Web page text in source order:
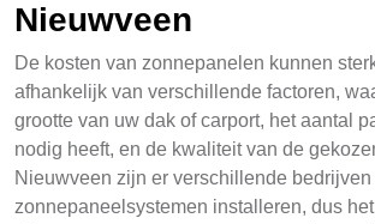
Nieuwveen
De kosten van zonnepanelen kunnen
afhankelijk van verschillende factoren,
grootte van uw dak of carport, het aantal
nodig heeft, en de kwaliteit van de
Nieuwveen zijn er verschillende
zonnepaneelsystemen installeren, dus